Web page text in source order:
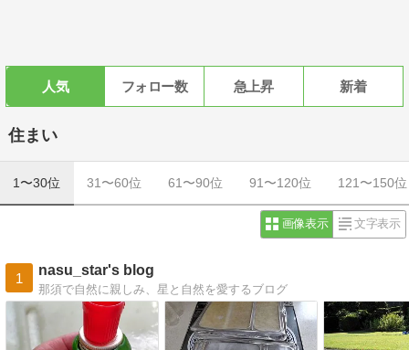
人気 フォロー数 急上昇 新着
住まい
1〜30位 31〜60位 61〜90位 91〜120位 121〜150位
画像表示 文字表示
1
nasu_star's blog
那須で自然に親しみ、星と自然を愛するブログ